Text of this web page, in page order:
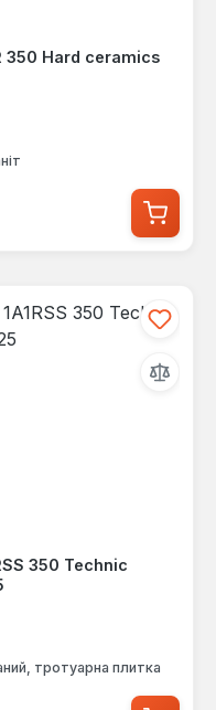
350 Hard ceramics
350 Technic
тротуарна плитка